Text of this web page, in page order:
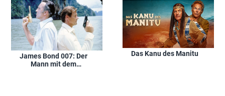
James Bond 007: Der
Mann mit dem
Das Kanu des Manitu